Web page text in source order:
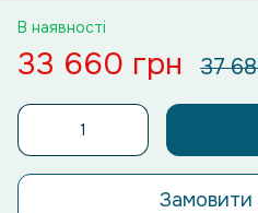
В наявності
33 660 грн 37